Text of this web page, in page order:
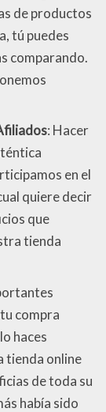
de productos
tú puedes
comparando.
: Hacer
en el
quiere decir
que
tienda
compra
haces
tienda online
de toda su
había sido